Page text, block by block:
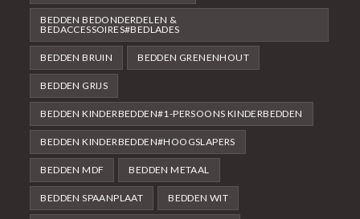
BEDDEN BEDONDERDELEN &
BEDACCESSOIRES#BEDLADES
BEDDEN BRUIN BEDDEN GRENENHOUT
BEDDEN GRIJS
BEDDEN KINDERBEDDEN#1-PERSOONS KINDERBEDDEN
BEDDEN KINDERBEDDEN#HOOGSLAPERS
BEDDEN MDF BEDDEN METAAL
BEDDEN SPAANPLAAT BEDDEN WIT